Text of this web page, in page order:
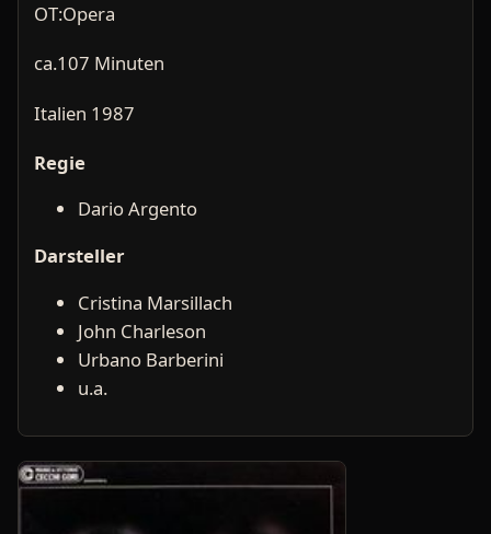
OT:Opera
ca.107 Minuten
Italien 1987
Regie
Dario Argento
Darsteller
Cristina Marsillach
John Charleson
Urbano Barberini
u.a.